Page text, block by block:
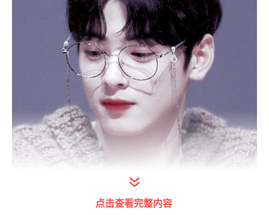
打开今日头条查看图片详情
点击查看完整内容